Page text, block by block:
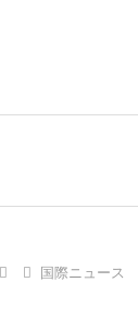
国際ニュース